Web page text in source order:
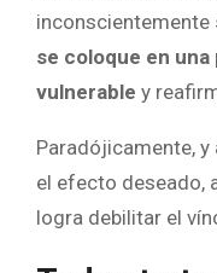
inconscientemente
se coloque en
vulnerable y
Paradójicamente,
el efecto deseado,
logra debilitar el